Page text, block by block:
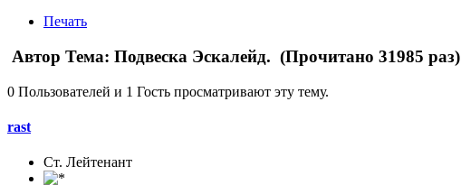
Печать
Автор Тема: Подвеска Эскалейд. (Прочитано 31985 раз)
0 Пользователей и 1 Гость просматривают эту тему.
rast
Ст. Лейтенант